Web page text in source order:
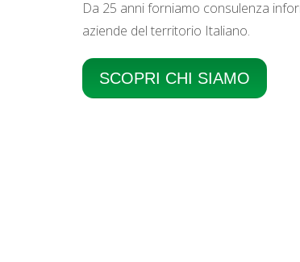
Da 25 anni forniamo consulenza
aziende del territorio Italiano.
SCOPRI CHI SIAMO